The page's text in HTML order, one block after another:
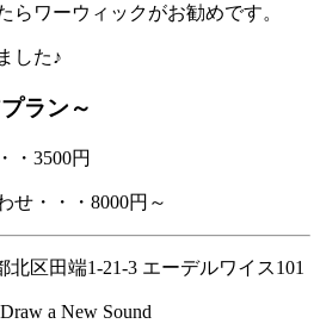
らワーウィックがお勧めです。
した♪
ラン～
・3500円
せ・・・8000円～
区田端1-21-3 エーデルワイス101
a New Sound